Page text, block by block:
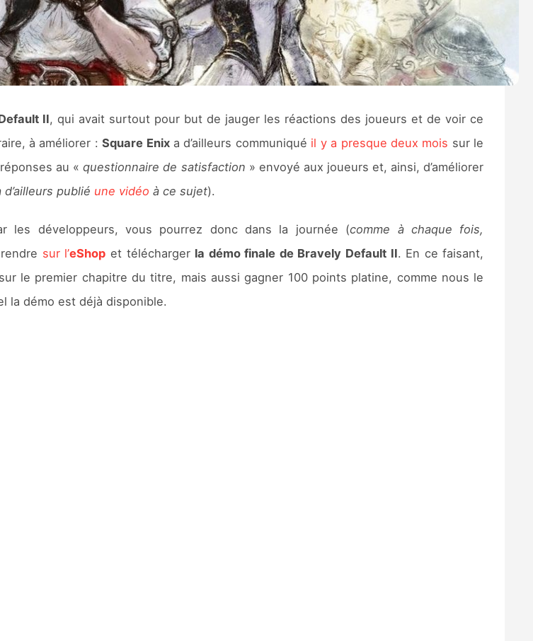
II, qui avait surtout pour but de jauger les réactions des joueurs et de voir ce
à améliorer :Square Enixa d’ailleurs communiqué il y a presque deux mois sur le
au «questionnaire de satisfaction » envoyé aux joueurs et, ainsi, d’améliorer
publié une vidéo à ce sujet).
les développeurs, vous pourrez donc dans la journée (comme à chaque fois,
sur l’eShop et télécharger la démo finale de Bravely Default II. En ce faisant,
le premier chapitre du titre, mais aussi gagner 100 points platine, comme nous le
la démo est déjà disponible.